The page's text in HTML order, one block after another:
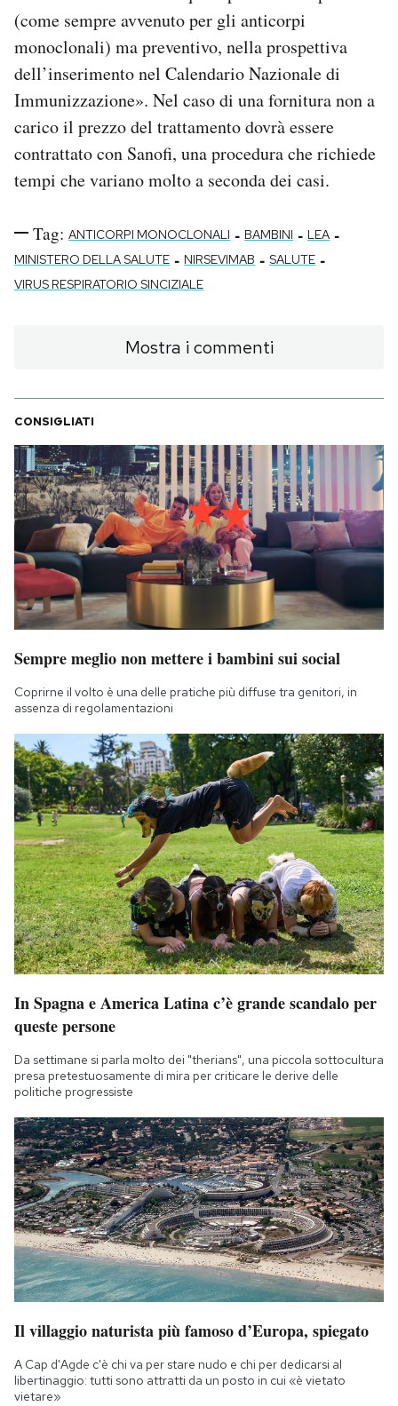
(come sempre avvenuto per gli anticorpi
monoclonali) ma preventivo, nella prospettiva
dell’inserimento nel Calendario Nazionale di
Immunizzazione». Nel caso di una fornitura non a
carico il prezzo del trattamento dovrà essere
contrattato con Sanofi, una procedura che richiede
tempi che variano molto a seconda dei casi.
Tag: ANTICORPI MONOCLONALI - BAMBINI - LEA -
MINISTERO DELLA SALUTE - NIRSEVIMAB - SALUTE -
VIRUS RESPIRATORIO SINCIZIALE
Mostra i commenti
CONSIGLIATI
Sempre meglio non mettere i bambini sui social
Coprirne il volto è una delle pratiche più diffuse tra genitori, in
assenza di regolamentazioni
In Spagna e America Latina c’è grande scandalo per
queste persone
Da settimane si parla molto dei "therians", una piccola sottocultura
presa pretestuosamente di mira per criticare le derive delle
politiche progressiste
Il villaggio naturista più famoso d’Europa, spiegato
A Cap d'Agde c'è chi va per stare nudo e chi per dedicarsi al
libertinaggio: tutti sono attratti da un posto in cui «è vietato
vietare»